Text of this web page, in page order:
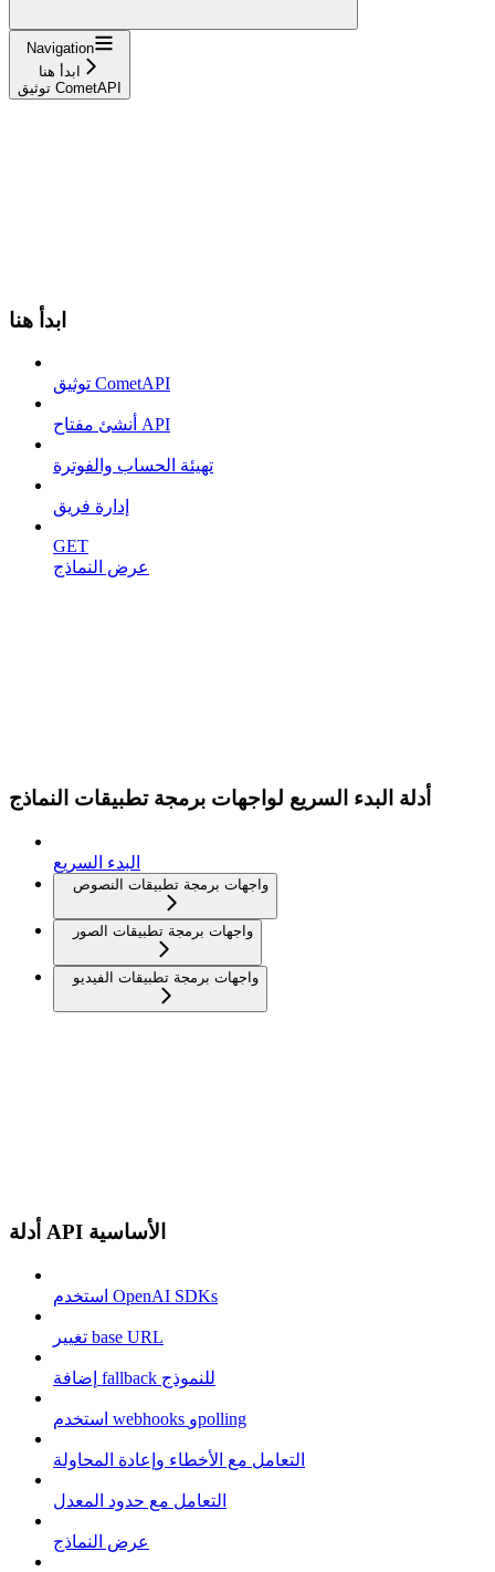
Navigation
ابدأ هنا
توثيق CometAPI
ابدأ هنا
توثيق CometAPI
أنشئ مفتاح API
تهيئة الحساب والفوترة
إدارة فريق
GET
عرض النماذج
أدلة البدء السريع لواجهات برمجة تطبيقات النماذج
البدء السريع
واجهات برمجة تطبيقات النصوص
واجهات برمجة تطبيقات الصور
واجهات برمجة تطبيقات الفيديو
أدلة API الأساسية
استخدم OpenAI SDKs
تغيير base URL
إضافة fallback للنموذج
استخدم webhooks وpolling
التعامل مع الأخطاء وإعادة المحاولة
التعامل مع حدود المعدل
عرض النماذج